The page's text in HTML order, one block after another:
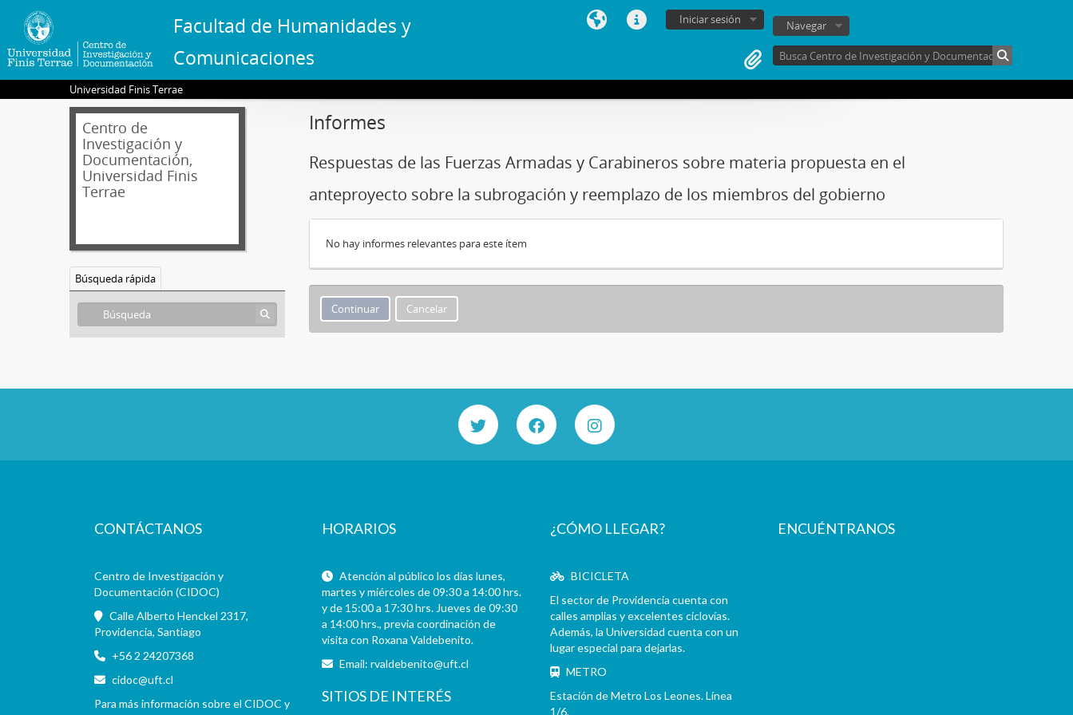
Facultad de Humanidades y
Comunicaciones
Iniciar sesión Navegar
Universidad Finis Terrae
Centro de
Investigación y
Documentación,
Universidad Finis
Terrae
Búsqueda rápida
Informes
Respuestas de las Fuerzas Armadas y Carabineros sobre materia propuesta en el
anteproyecto sobre la subrogación y reemplazo de los miembros del gobierno
No hay informes relevantes para este ítem
Cancelar
CONTÁCTANOS
Centro de Investigación y
Documentación (CIDOC)
Calle Alberto Henckel 2317,
Providencia, Santiago
+56 2 24207368
cidoc@uft.cl
Para más información sobre el CIDOC y
HORARIOS
Atención al público los días lunes,
martes y miércoles de 09:30 a 14:00 hrs.
y de 15:00 a 17:30 hrs. Jueves de 09:30
a 14:00 hrs., previa coordinación de
visita con Roxana Valdebenito.
Email:rvaldebenito@uft.cl
SITIOS DE INTERÉS
¿CÓMO LLEGAR?
BICICLETA
El sector de Providencia cuenta con
calles amplias y excelentes ciclovías.
Además, la Universidad cuenta con un
lugar especial para dejarlas.
METRO
Estación de Metro Los Leones. Línea
1/6.
ENCUÉNTRANOS